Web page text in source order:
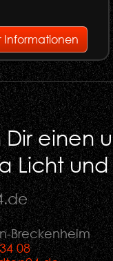
Informationen
einen
Licht und
.de
Breckenheim
08